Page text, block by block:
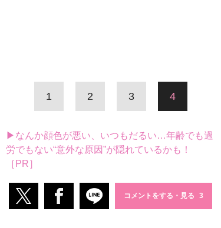
1 2 3 4
▶なんか顔色が悪い、いつもだるい…年齢でも過
労でもない“意外な原因”が隠れているかも！
［PR］
コメントをする・見る